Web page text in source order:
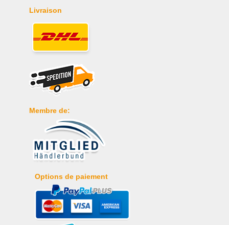
Livraison
Membre de:
Options de paiement